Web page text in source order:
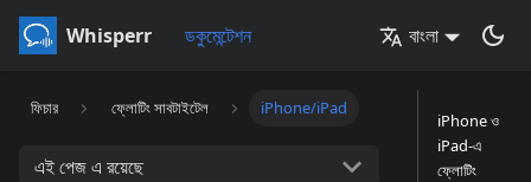
Whisperr ডকুমেন্টেশন বাংলা
ফিচার ফ্লোটিং সাবটাইটেল iPhone/iPad
এই পেজ এ রয়েছে
iPhone ও
iPad-এ
ফ্লোটিং